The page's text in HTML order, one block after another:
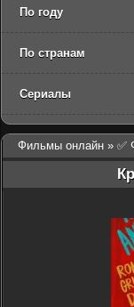
По году
По странам
Сериалы
Фильмы онлайн » ✅